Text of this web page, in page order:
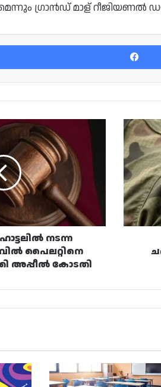
ഗ്രാൻഡ് മാള് റീജിയണൽ
നടന്ന
പൈലറ്റിനെ
അപ്പീൽ കോടതി
ഖത്തർ
നേരെ
ഡ്രോൺ